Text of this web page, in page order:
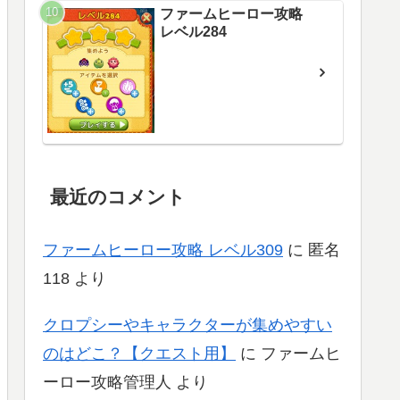
ファームヒーロー攻略
レベル284
最近のコメント
ファームヒーロー攻略 レベル309 に 匿名
118 より
クロプシーやキャラクターが集めやすい
のはどこ？【クエスト用】
に ファームヒ
ーロー攻略管理人 より